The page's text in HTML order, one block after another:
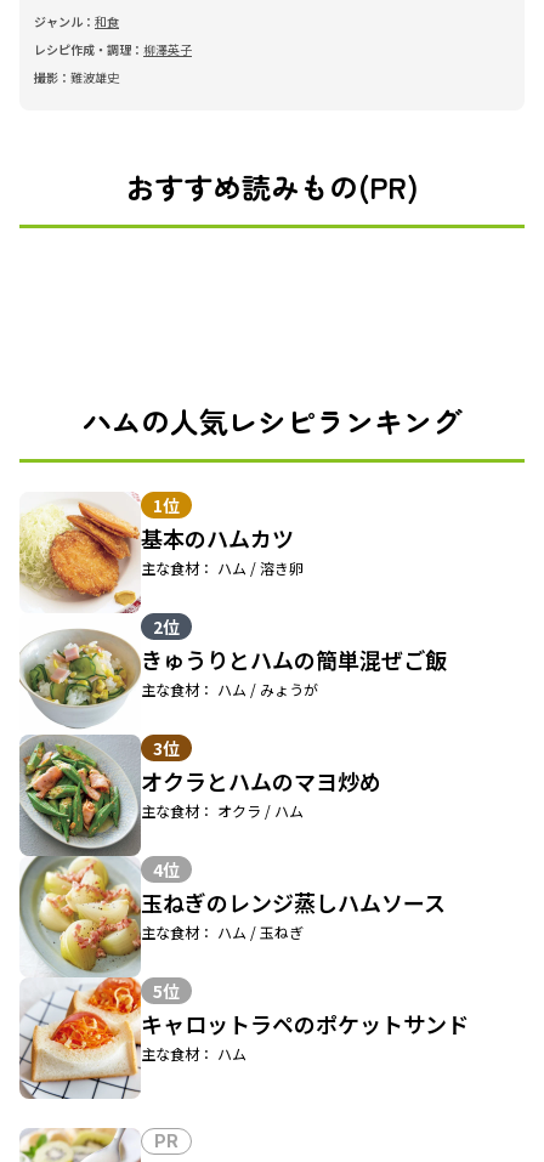
ジャンル： 和食
レシピ作成・調理： 柳澤英子
撮影： 難波雄史
おすすめ読みもの(PR)
ハムの人気レシピランキング
1位
基本のハムカツ
主な食材： ハム / 溶き卵
2位
きゅうりとハムの簡単混ぜご飯
主な食材： ハム / みょうが
3位
オクラとハムのマヨ炒め
主な食材： オクラ / ハム
4位
玉ねぎのレンジ蒸しハムソース
主な食材： ハム / 玉ねぎ
5位
キャロットラペのポケットサンド
主な食材： ハム
PR